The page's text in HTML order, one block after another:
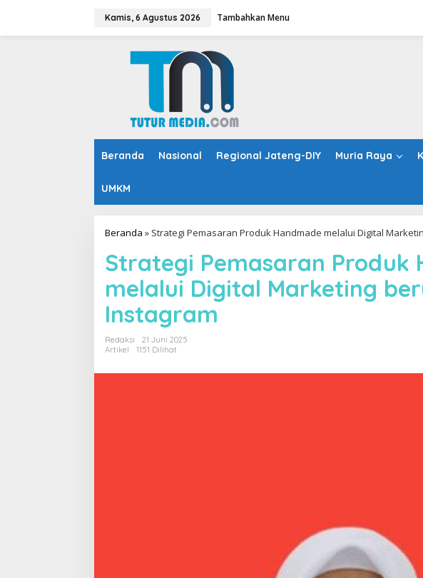
Kamis, 6 Agustus 2026 Tambahkan Menu
Beranda Nasional Regional Jateng-DIY Muria Raya
UMKM
Beranda » Strategi Pemasaran Produk Handmade melalui Digital
Strategi Pemasaran Produk
melalui Digital Marketing
Instagram
Redaksi
21 Juni 2025
Artikel
1151 Dilihat